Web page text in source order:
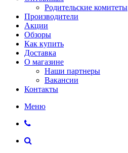
Родительские комитеты
Производители
Акции
Обзоры
Как купить
Доставка
О магазине
Наши партнеры
Вакансии
Контакты
Меню